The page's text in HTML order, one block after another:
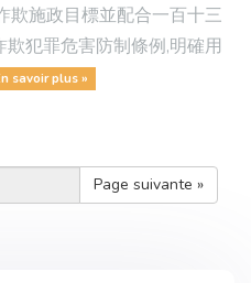
欺施政目標並配合一百十三
犯罪危害防制條例,明確用
savoir plus »
Page suivante »